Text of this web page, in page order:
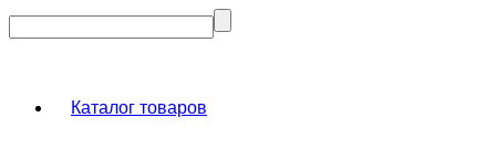
Каталог товаров